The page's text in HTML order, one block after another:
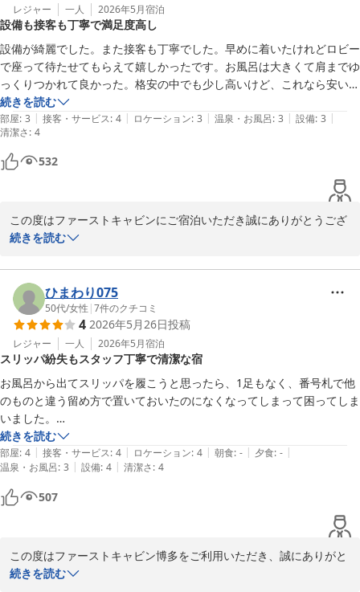
ファーストキャビン博多
2026-06-03
レジャー 一人 2026年5月宿泊
設備も接客も丁寧で満足度高し
設備が綺麗でした。また接客も丁寧でした。早めに着いたけれどロビー
で座って待たせてもらえて嬉しかったです。お風呂は大きくて肩までゆ
っくりつかれて良かった。格安の中でも少し高いけど、これなら安いよ
りコチラを取ります。
続きを読む
部屋: 3 | 接客・サービス: 4 | ロケーション: 3 | 温泉・お風呂: 3 | 設備: 3 |
清潔さ: 4
532
この度はファーストキャビンにご宿泊いただき誠にありがとうござ
います。
当館の大浴場は多くのお客様にご好評いただいております。お客様
ひとりひとりに気持ちよくご利用いただけるような接客を心掛けて
おりますので、嬉しいお言葉をいただけたこと光栄に思います。
またの機会がございましたらファーストキャビン博多をご検討いた
だけますと幸いでございます。
ファーストキャビン博多
2026-05-30
続きを読む
ひまわり075
50代/女性 |7件のクチコミ
4 2026年5月26日投稿
レジャー 一人 2026年5月宿泊
スリッパ紛失もスタッフ丁寧で清潔な宿
お風呂から出てスリッパを履こうと思ったら、1足もなく、番号札で他
のものと違う留め方で置いておいたのになくなってしまって困ってしま
いました。
ずっと泊まってみたかったファーストキャビン。スタッフの方の丁寧な
対応も清潔感ある館内も良かったです。
続きを読む
部屋: 4 | 接客・サービス: 4 | ロケーション: 4 | 朝食: - | 夕食: - |
温泉・お風呂: 3 | 設備: 4 | 清潔さ: 4
507
この度はファーストキャビン博多をご利用いただき、誠にありがと
うございます。
続きを読む